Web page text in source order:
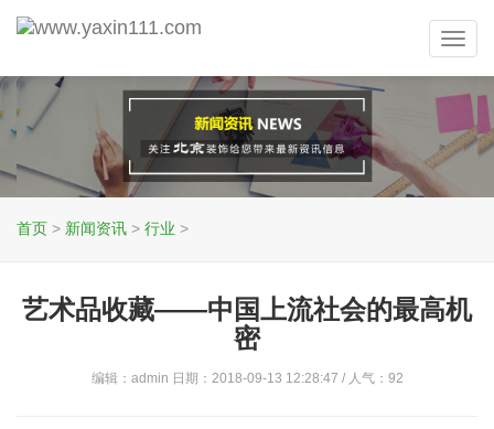
首页 > 新闻资讯 > 行业 >
艺术品收藏——中国上流社会的最高机
密
编辑：admin 日期：2018-09-13 12:28:47 / 人气： 92